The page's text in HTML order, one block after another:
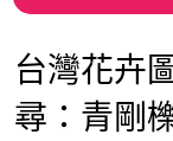
台灣花卉
尋：青剛